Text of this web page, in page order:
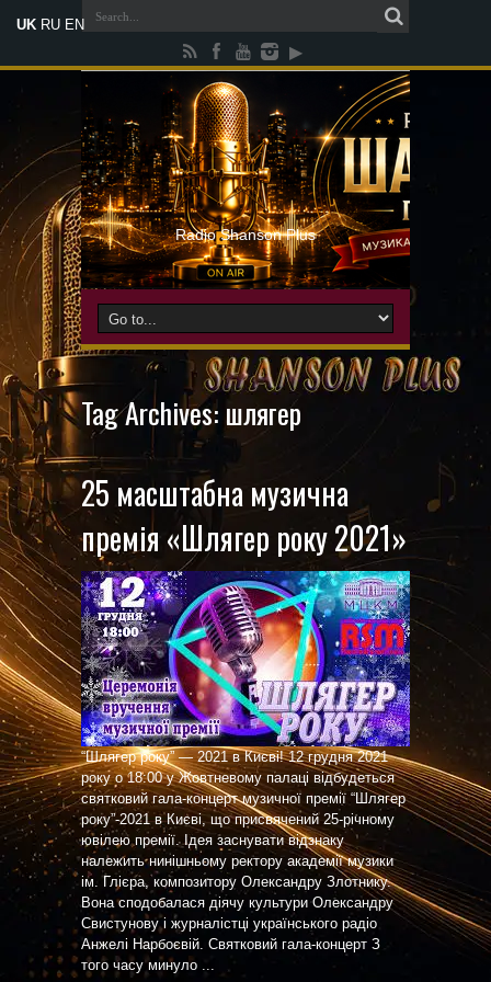
Radio Shanson Plus
Tag Archives:шлягер
25 масштабна музична
премія «Шлягер року 2021»
“Шлягер року” — 2021 в Києві! 12 грудня 2021
року о 18:00 у Жовтневому палаці відбудеться
святковий гала-концерт музичної премії “Шлягер
року”-2021 в Києві, що присвячений 25-річному
ювілею премії. Ідея заснувати відзнаку
належить нинішньому ректору академії музики
ім. Глієра, композитору Олександру Злотнику.
Вона сподобалася діячу культури Олександру
Свистунову і журналістці українського радіо
Анжелі Нарбоєвій. Святковий гала-концерт З
того часу минуло ...
UK RU EN